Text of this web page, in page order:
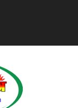
ஆபாச வீடியோக்களால்